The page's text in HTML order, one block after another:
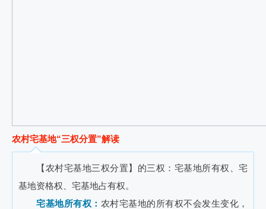
农村宅基地“三权分置”解读
【农村宅基地三权分置】的三权：宅基地所有权、宅
基地资格权、宅基地占有权。
宅基地所有权： 农村宅基地的所有权不会发生变化，